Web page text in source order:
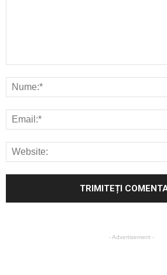
- Advertisement -